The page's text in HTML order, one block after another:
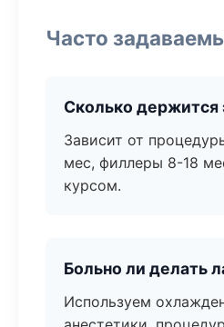
Часто
Сколько держится
Зависит от
мес, филлеры 8-18
курсом.
Больно ли делать
Используем